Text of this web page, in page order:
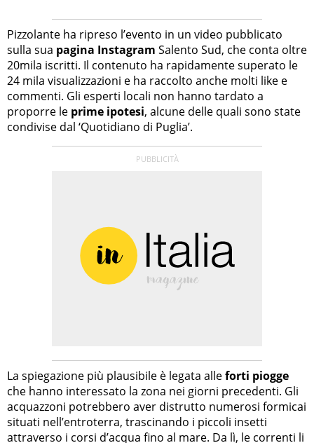
Pizzolante ha ripreso l’evento in un video pubblicato
sulla sua pagina Instagram Salento Sud, che conta oltre
20mila iscritti. Il contenuto ha rapidamente superato le
24 mila visualizzazioni e ha raccolto anche molti like e
commenti. Gli esperti locali non hanno tardato a
proporre le prime ipotesi, alcune delle quali sono state
condivise dal ‘Quotidiano di Puglia’.
La spiegazione più plausibile è legata alleforti piogge
che hanno interessato la zona nei giorni precedenti. Gli
acquazzoni potrebbero aver distrutto numerosi formicai
situati nell’entroterra, trascinando i piccoli insetti
attraverso i corsi d’acqua fino al mare. Da lì, le correnti li